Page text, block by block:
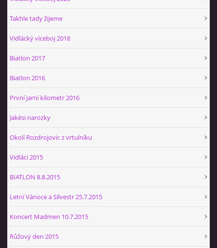
Takhle tady žijeme
Vidlácký víceboj 2018
Biatlon 2017
Biatlon 2016
První jarní kilometr 2016
Jakési narozky
Okolí Rozdrojovic z vrtulníku
Vidláci 2015
BIATLON 8.8.2015
Letní Vánoce a Silvestr 25.7.2015
Koncert Madmen 10.7.2015
Růžový den 2015